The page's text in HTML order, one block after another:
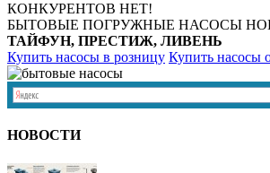
КОНКУРЕНТОВ НЕТ!
БЫТОВЫЕ ПОГРУЖНЫЕ НАСОСЫ
ТАЙФУН, ПРЕСТИЖ, ЛИВЕНЬ
Купить насосы в розницу Купить насосы
НОВОСТИ